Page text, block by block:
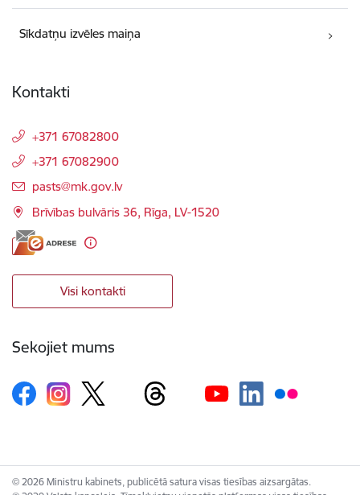
Sīkdatņu izvēles maiņa
Kontakti
+371 67082800
+371 67082900
E-pasts:
pasts@mk.gov.lv
Brīvības bulvāris 36, Rīga, LV-1520
Visi kontakti
Sekojiet mums
© 2026 Ministru kabinets, publicētā satura visas tiesības aizsargātas.